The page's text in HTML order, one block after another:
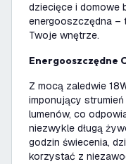
dziecięce i domowe
energooszczędna –
Twoje wnętrze.
Energooszczędne
Z mocą zaledwie
imponujący
lumenów, co
niezwykle długą
godzin świecenia,
korzystać z